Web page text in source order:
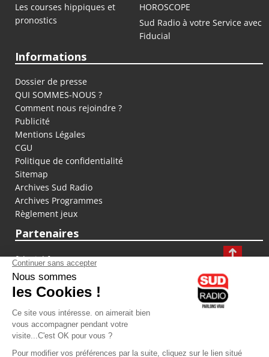
Les courses hippiques et
pronostics
HOROSCOPE
Sud Radio à votre Service avec
Fiducial
Informations
Dossier de presse
QUI SOMMES-NOUS ?
Comment nous rejoindre ?
Publicité
Mentions Légales
CGU
Politique de confidentialité
Sitemap
Archives Sud Radio
Archives Programmes
Règlement jeux
Partenaires
fiducial.fr
lyoncapitale.fr
olympique-et-lyonnais.com
L'application Iphone / Android
Téléchargez l'application